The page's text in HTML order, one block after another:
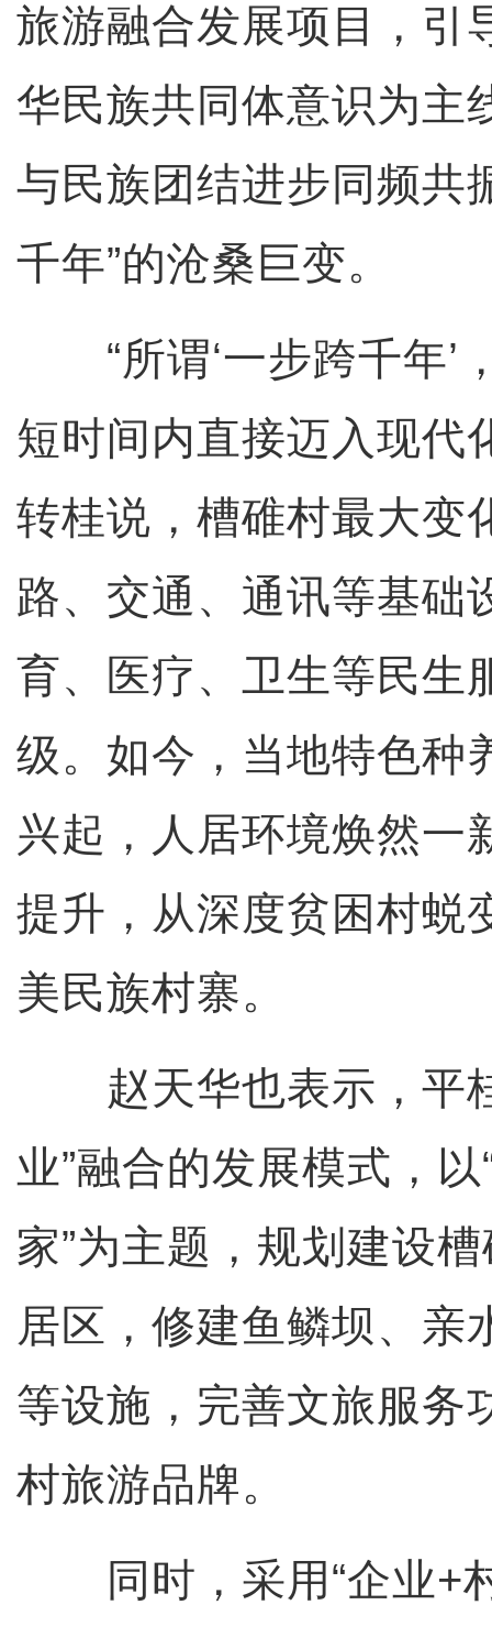
旅游融合发展项目，引
华民族共同体意识为主
与民族团结进步同频共
千年”的沧桑巨变。
“所谓‘一步跨千年’
短时间内直接迈入现代
转桂说，槽碓村最大变
路、交通、通讯等基础
育、医疗、卫生等民生
级。如今，当地特色种
兴起，人居环境焕然一
提升，从深度贫困村蜕
美民族村寨。
赵天华也表示，平
业”融合的发展模式，
家”为主题，规划建设
居区，修建鱼鳞坝、亲
等设施，完善文旅服务
村旅游品牌。
同时，采用“企业+